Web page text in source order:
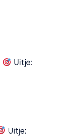
Uitje:
Uitje: